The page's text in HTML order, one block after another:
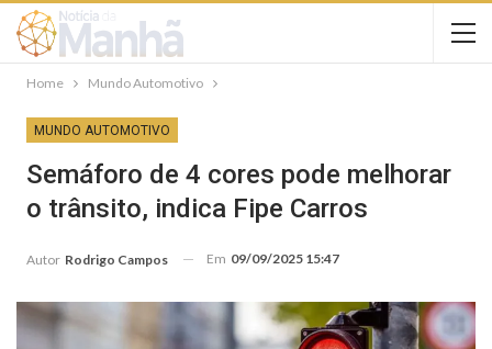
Home Mundo Automotivo
MUNDO AUTOMOTIVO
Semáforo de 4 cores pode melhorar
o trânsito, indica Fipe Carros
Autor Rodrigo Campos Em 09/09/2025 15:47